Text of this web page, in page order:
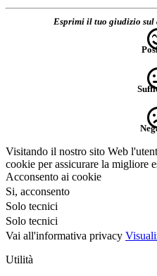
Esprimi il tuo giudizio sul
Visitando il nostro sito Web
cookie per assicurare la migliore
Acconsento ai cookie
Si, acconsento
Solo tecnici
Solo tecnici
Vai all'informativa privacy
Utilità